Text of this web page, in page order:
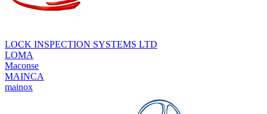
LOCK INSPECTION SYSTEMS LTD
LOMA
Maconse
MAINCA
mainox